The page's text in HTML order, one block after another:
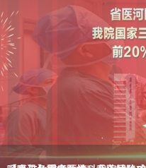
呼吸与危重症医学科介入团队